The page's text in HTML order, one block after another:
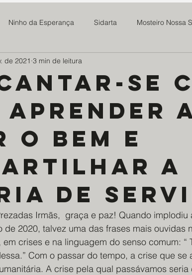
Ninho da Esperança Sidarta Mosteiro Nossa
Madre Maria Rosa SOMAR
Projeto Tive Fome Assoc Benef Educ Brasil China
Maria Projeto Doce Lar Ponte Preta S21
se
o bem e
a
de
de 2021 3 min de leitura
Irmãs,  graça e paz! Quando
de 2020, talvez uma das frases mais ouvidas
crises e na linguagem do senso comum: “
Com o passar do tempo, a crise que se
A crise pela qual passávamos